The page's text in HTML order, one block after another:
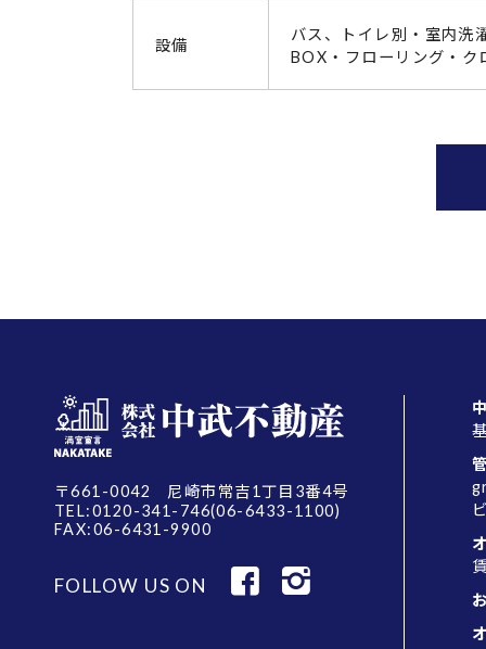
設備
バス、トイレ別・室内洗
BOX・フローリング・ク
〒661-0042 尼崎市常吉1丁目3番4号
TEL:0120-341-746(06-6433-1100)
FAX:06-6431-9900
FOLLOW US ON